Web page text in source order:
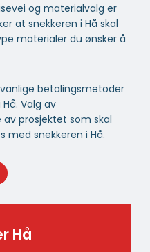
og materialvalg er
at snekkeren i Hå skal
materialer du ønsker å
betalingsmetoder
Valg av
prosjektet som skal
med snekkeren i Hå.
Hå